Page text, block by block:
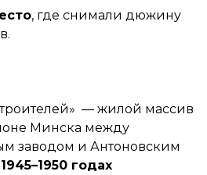
, где снимали дюжину
— жилой массив
Минска между
заводом и Антоновским
1945–1950 годах